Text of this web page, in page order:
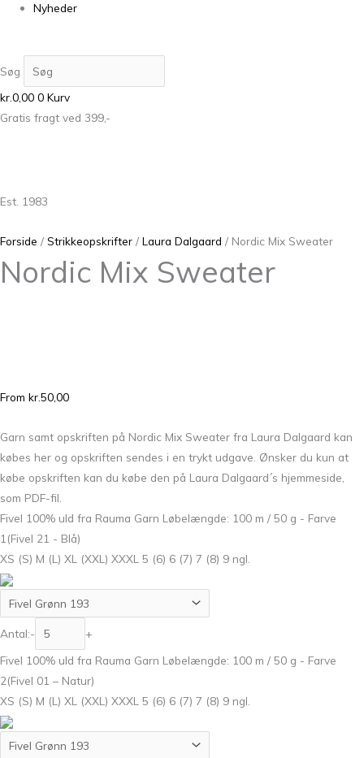
Nyheder
Søg
kr.0,00 0 Kurv
Gratis fragt ved 399,-
Est. 1983
Forside / Strikkeopskrifter / Laura Dalgaard / Nordic Mix Sweater
Nordic Mix Sweater
From kr.50,00
Garn samt opskriften på Nordic Mix Sweater fra Laura Dalgaard kan
købes her og opskriften sendes i en trykt udgave. Ønsker du kun at
købe opskriften kan du købe den på Laura Dalgaard´s hjemmeside,
som PDF-fil.
Fivel 100% uld fra Rauma Garn Løbelængde: 100 m / 50 g - Farve
1(Fivel 21 - Blå)
XS (S) M (L) XL (XXL) XXXL 5 (6) 6 (7) 7 (8) 9 ngl.
Antal:-
+
Fivel 100% uld fra Rauma Garn Løbelængde: 100 m / 50 g - Farve
2(Fivel 01 – Natur)
XS (S) M (L) XL (XXL) XXXL 5 (6) 6 (7) 7 (8) 9 ngl.